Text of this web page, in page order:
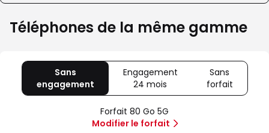
Téléphones de la même gamme
Sans
engagement
80
Go
5G
Engagement
24 mois
Offre
spéciale
Illimité
Sans
forfait
Sans
Forfait 80 Go 5G
Modifier le forfait